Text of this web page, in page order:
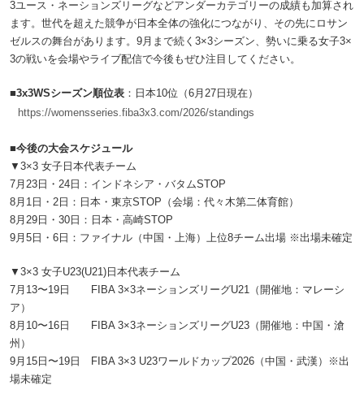
3ユース・ネーションズリーグなどアンダーカテゴリーの成績も加算され
ます。世代を超えた競争が日本全体の強化につながり、その先にロサン
ゼルスの舞台があります。9月まで続く3×3シーズン、勢いに乗る女子3×
3の戦いを会場やライブ配信で今後もぜひ注目してください。
■3x3WSシーズン順位表 ：日本10位（6月27日現在）
https://womensseries.fiba3x3.com/2026/standings
■今後の大会スケジュール
▼3×3 女子日本代表チーム
7月23日・24日：インドネシア・バタムSTOP
8月1日・2日：日本・東京STOP（会場：代々木第二体育館）
8月29日・30日：日本・高崎STOP
9月5日・6日：ファイナル（中国・上海）上位8チーム出場 ※出場未確定
▼3×3 女子U23(U21)日本代表チーム
7月13〜19日 FIBA 3×3ネーションズリーグU21（開催地：マレーシ
ア）
8月10〜16日 FIBA 3×3ネーションズリーグU23（開催地：中国・滄
州）
9月15日〜19日 FIBA 3×3 U23ワールドカップ2026（中国・武漢）※出
場未確定